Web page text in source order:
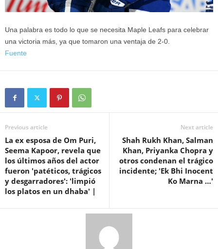
Una palabra es todo lo que se necesita Maple Leafs para celebrar
una victoria más, ya que tomaron una ventaja de 2-0.
Fuente
Previous article
La ex esposa de Om Puri,
Seema Kapoor, revela que
los últimos años del actor
fueron 'patéticos, trágicos
y desgarradores': 'limpió
los platos en un dhaba' |
Next article
Shah Rukh Khan, Salman
Khan, Priyanka Chopra y
otros condenan el trágico
incidente; 'Ek Bhi Inocent
Ko Marna …'